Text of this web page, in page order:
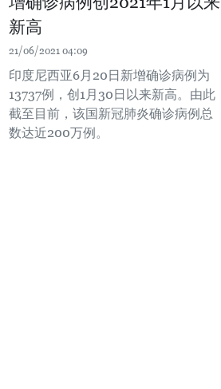
新高
21/06/2021 04:09
印度尼西亚6月20日新增确诊病例为
13737例，创1月30日以来新高。由此
截至目前，该国新冠肺炎确诊病例总
数达近200万例。